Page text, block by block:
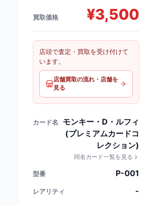
買取価格 ¥3,500
店頭で査定・買取を受け付けて
います。
店舗買取の流れ・店舗を
見る
カード名
モンキー・D・ルフィ
(プレミアムカードコ
レクション)
同名カード一覧を見る
型番 P-001
レアリティ -